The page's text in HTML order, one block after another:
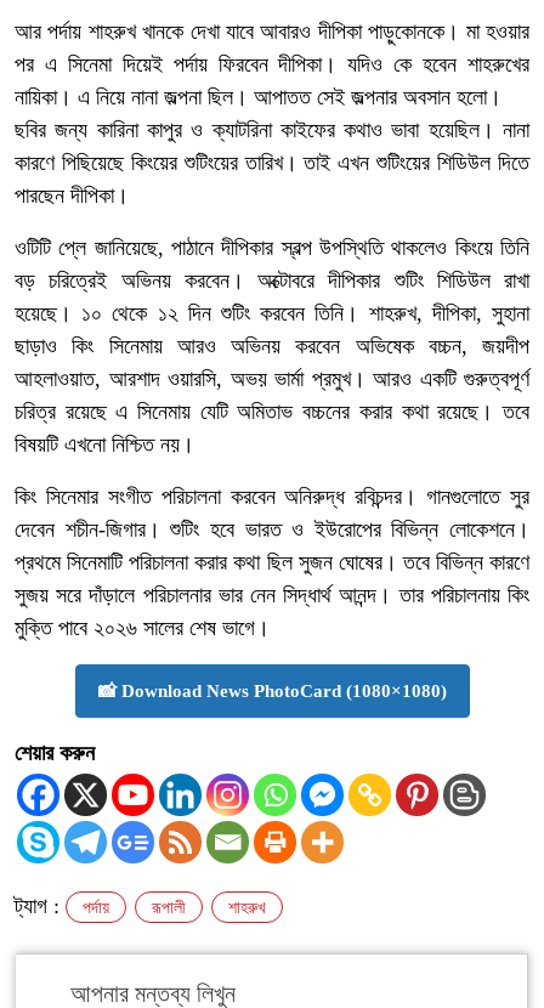
আর পর্দায় শাহরুখ খানকে দেখা যাবে আবারও দীপিকা পাড়ুকোনকে। মা হওয়ার
পর এ সিনেমা দিয়েই পর্দায় ফিরবেন দীপিকা। যদিও কে হবেন শাহরুখের
নায়িকা। এ নিয়ে নানা জল্পনা ছিল। আপাতত সেই জল্পনার অবসান হলো।
ছবির জন্য কারিনা কাপুর ও ক্যাটরিনা কাইফের কথাও ভাবা হয়েছিল। নানা
কারণে পিছিয়েছে কিংয়ের শুটিংয়ের তারিখ। তাই এখন শুটিংয়ের শিডিউল দিতে
পারছেন দীপিকা।
ওটিটি প্লে জানিয়েছে, পাঠানে দীপিকার স্বল্প উপস্থিতি থাকলেও কিংয়ে তিনি
বড় চরিত্রেই অভিনয় করবেন। অক্টোবরে দীপিকার শুটিং শিডিউল রাখা
হয়েছে। ১০ থেকে ১২ দিন শুটিং করবেন তিনি। শাহরুখ, দীপিকা, সুহানা
ছাড়াও কিং সিনেমায় আরও অভিনয় করবেন অভিষেক বচ্চন, জয়দীপ
আহলাওয়াত, আরশাদ ওয়ারসি, অভয় ভার্মা প্রমুখ। আরও একটি গুরুত্বপূর্ণ
চরিত্র রয়েছে এ সিনেমায় যেটি অমিতাভ বচ্চনের করার কথা রয়েছে। তবে
বিষয়টি এখনো নিশ্চিত নয়।
কিং সিনেমার সংগীত পরিচালনা করবেন অনিরুদ্ধ রবিচন্দর। গানগুলোতে সুর
দেবেন শচীন-জিগার। শুটিং হবে ভারত ও ইউরোপের বিভিন্ন লোকেশনে।
প্রথমে সিনেমাটি পরিচালনা করার কথা ছিল সুজন ঘোষের। তবে বিভিন্ন কারণে
সুজয় সরে দাঁড়ালে পরিচালনার ভার নেন সিদ্ধার্থ আনন্দ। তার পরিচালনায় কিং
মুক্তি পাবে ২০২৬ সালের শেষ ভাগে।
📸 Download News PhotoCard (1080×1080)
শেয়ার করুন
ট্যাগ : পর্দায় রূপালী শাহরুখ
আপনার মন্তব্য লিখুন